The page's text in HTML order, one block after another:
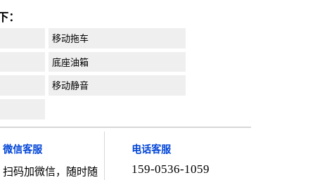
：
移动拖车
底座油箱
移动静音
微信客服
扫码加微信，随时随
电话客服
159-0536-1059